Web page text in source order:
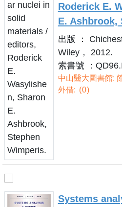
Roderick E.
E. Ashbrook,
出版 ：
Wiley， 2012.
索書號 ：
中山醫大圖書館:
外借:
0
Systems